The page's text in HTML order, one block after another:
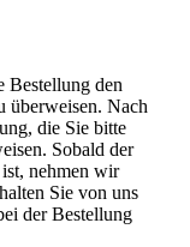
Bestellung den
überweisen. Nach
die Sie bitte
Sobald der
nehmen wir
Sie von uns
der Bestellung